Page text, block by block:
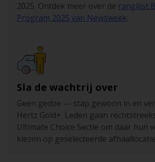
2025. Ontdek meer over de ranglijst
Program 2025 van Newsweek.
Sla de wachtrij over
Geen gedoe — stap gewoon in en
Hertz Gold+. Leden gaan
Ultimate Choice Sectie om daar hun
kiezen op geselecteerde